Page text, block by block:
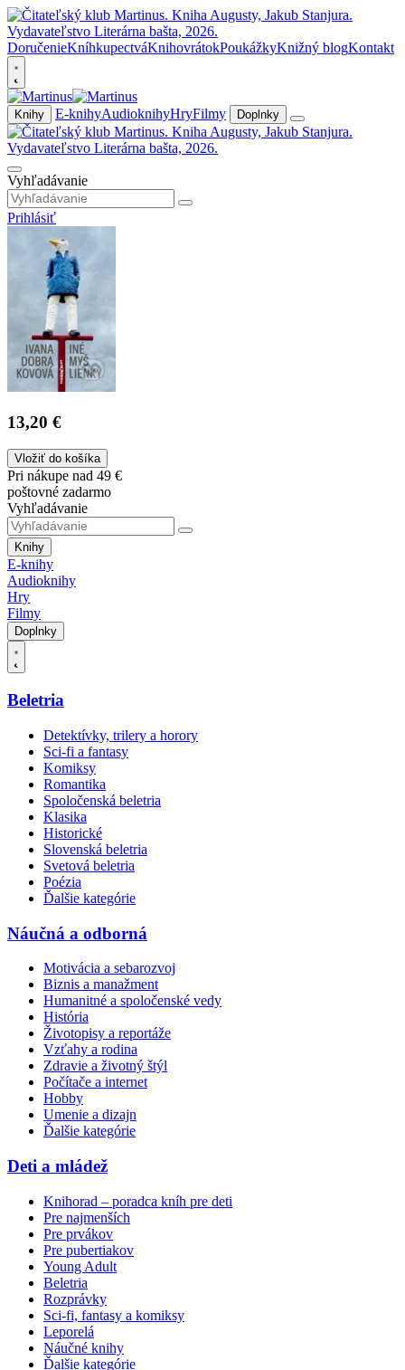
DoručenieKníhkupectváKnihovrátokPoukážkyKnižný blogKontakt
Knihy E-knihyAudioknihyHryFilmy Doplnky
Vyhľadávanie
Prihlásiť
13,20 €
Vložiť do košíka
Pri nákupe nad 49 €
poštovné zadarmo
Vyhľadávanie
Knihy
E-knihy
Audioknihy
Hry
Filmy
Doplnky
Beletria
Detektívky, trilery a horory
Sci-fi a fantasy
Komiksy
Romantika
Spoločenská beletria
Klasika
Historické
Slovenská beletria
Svetová beletria
Poézia
Ďalšie kategórie
Náučná a odborná
Motivácia a sebarozvoj
Biznis a manažment
Humanitné a spoločenské vedy
História
Životopisy a reportáže
Vzťahy a rodina
Zdravie a životný štýl
Počítače a internet
Hobby
Umenie a dizajn
Ďalšie kategórie
Deti a mládež
Knihorad – poradca kníh pre deti
Pre najmenších
Pre prvákov
Pre pubertiakov
Young Adult
Beletria
Rozprávky
Sci-fi, fantasy a komiksy
Leporelá
Náučné knihy
Ďalšie kategórie